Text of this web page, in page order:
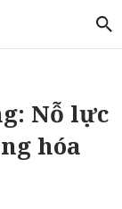
Nỗ lực
hóa